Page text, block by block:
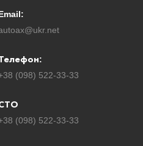
(098) 522-33-33
(098) 522-33-33